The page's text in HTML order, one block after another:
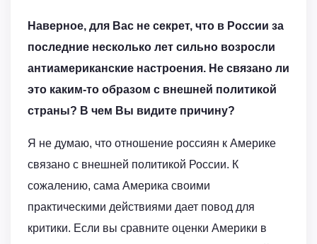
Наверное, для Вас не секрет, что в России за
последние несколько лет сильно возросли
антиамериканские настроения. Не связано ли
это каким-то образом с внешней политикой
страны? В чем Вы видите причину?
Я не думаю, что отношение россиян к Америке
связано с внешней политикой России. К
сожалению, сама Америка своими
практическими действиями дает повод для
критики. Если вы сравните оценки Америки в